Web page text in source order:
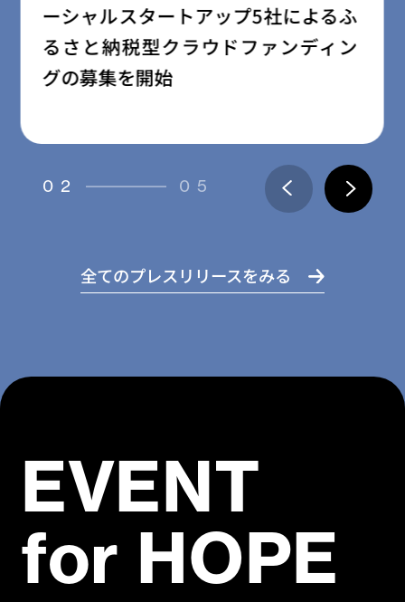
会起業家加速化支援プログラム」採
択事業者によるプロジェクトの寄附
受付開始
03 05
全てのプレスリリースをみる
EVENT
for HOPE